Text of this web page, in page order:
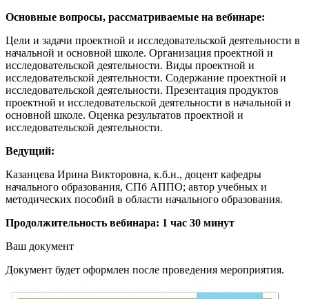
Основные вопросы, рассматриваемые на вебинаре:
Цели и задачи проектной и исследовательской деятельности в
начальной и основной школе. Организация проектной и
исследовательской деятельности. Виды проектной и
исследовательской деятельности. Содержание проектной и
исследовательской деятельности. Презентация продуктов
проектной и исследовательской деятельности в начальной и
основной школе. Оценка результатов проектной и
исследовательской деятельности.
Ведущий:
Казанцева Ирина Викторовна, к.б.н., доцент кафедры
начального образования, СПб АППО; автор учебных и
методических пособий в области начального образования.
Продолжительность вебинара: 1 час 30 минут
Ваш документ
Документ будет оформлен после проведения мероприятия.